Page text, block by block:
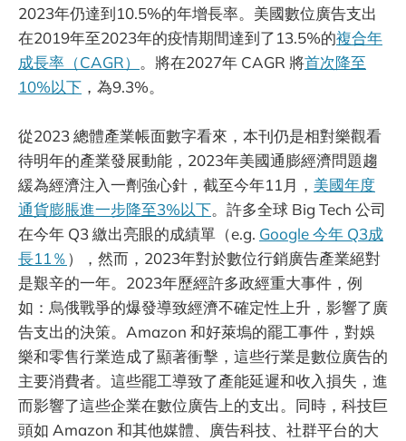
2023年仍達到10.5%的年增長率​​。美國數位廣告支出
在2019年至2023年的疫情期間達到了13.5%的複合年
成長率（CAGR） 。將在2027年 CAGR 將首次降至
10%以下 ，為9.3%。
從2023 總體產業帳面數字看來，本刊仍是相對樂觀看
待明年的產業發展動能，2023年美國通膨經濟問題趨
緩為經濟注入一劑強心針，截至今年11月， 美國年度
通貨膨脹進一步降至3%以下。許多全球 Big Tech 公司
在今年 Q3 繳出亮眼的成績單（e.g. Google 今年 Q3成
長11％），然而，2023年對於數位行銷廣告產業絕對
是艱辛的一年。2023年歷經許多政經重大事件，例
如：烏俄戰爭的爆發導致經濟不確定性上升，影響了廣
告支出的決策。Amazon 和好萊塢的罷工事件，對娛
樂和零售行業造成了顯著衝擊，這些行業是數位廣告的
主要消費者。這些罷工導致了產能延遲和收入損失，進
而影響了這些企業在數位廣告上的支出。同時，科技巨
頭如 Amazon 和其他媒體、廣告科技、社群平台的大